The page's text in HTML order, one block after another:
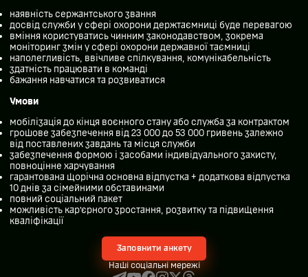
наявністьсержантського звання
досвід служби у сфері охорони держтаємниці буде перевагою
вміння користуватись чинним законодавством, зокрема
моніторинг змін у сфері охорони державної таємниці
наполегливість, ввічливе спілкування, комунікабельність
здатність працювати в команді
бажання навчатися та розвиватися
Умови
мобілізація до кінця воєнного стану або служба за контрактом
грошове забезпечення від 23 000 до 53 000 гривень залежно
від поставлених завдань та місця служби
забезпечення формою і засобами індивідуального захисту,
повноцінне харчування
гарантована щорічна основна відпустка + додаткова відпустка
10 днів за сімейними обставинами
повний соціальний пакет
можливість кар’єрного зростання, розвитку та підвищення
кваліфікації
Заповнити анкету
Наші соціальні мережі